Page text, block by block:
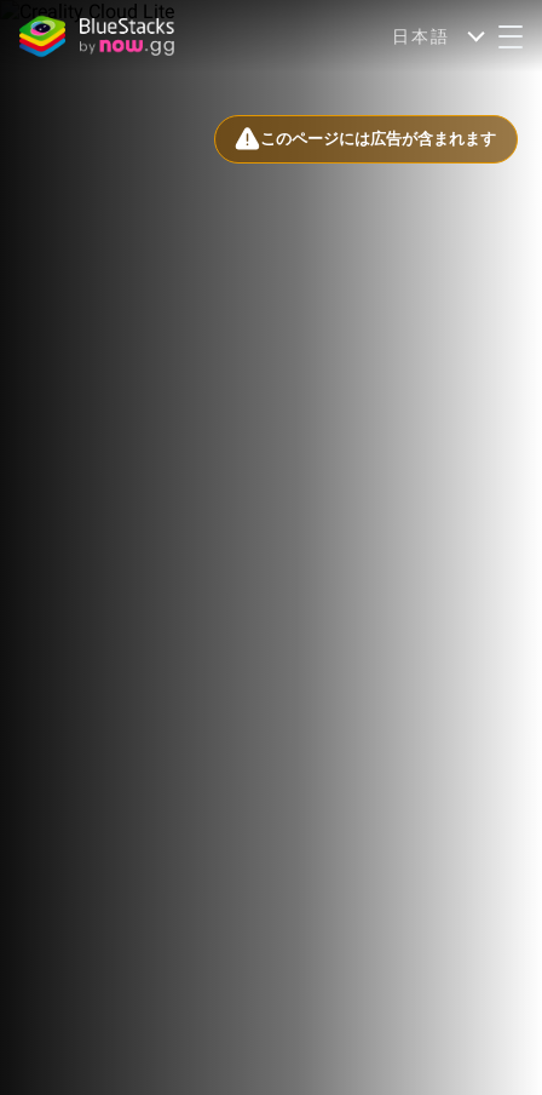
日本語
このページには広告が含まれます